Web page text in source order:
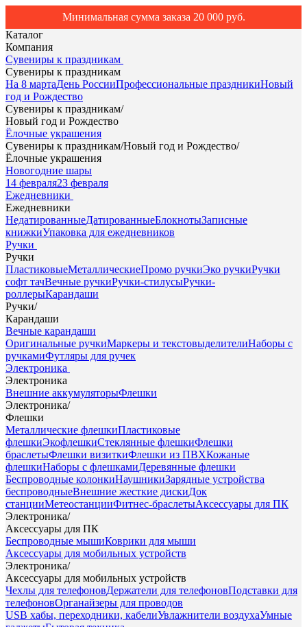
Минимальная сумма заказа 20 000 руб.
Каталог
Компания
Сувениры к праздникам
Сувениры к праздникам
На 8 мартаДень РоссииПрофессиональные праздникиНовый
год и Рождество
Сувениры к праздникам/
Новый год и Рождество
Ёлочные украшения
Сувениры к праздникам/Новый год и Рождество/
Ёлочные украшения
Новогодние шары
14 февраля23 февраля
Ежедневники
Ежедневники
НедатированныеДатированныеБлокнотыЗаписные
книжкиУпаковка для ежедневников
Ручки
Ручки
ПластиковыеМеталлическиеПромо ручкиЭко ручкиРучки
софт тачВечные ручкиРучки-стилусыРучки-
роллерыКарандаши
Ручки/
Карандаши
Вечные карандаши
Оригинальные ручкиМаркеры и текстовыделителиНаборы с
ручкамиФутляры для ручек
Электроника
Электроника
Внешние аккумуляторыФлешки
Электроника/
Флешки
Металлические флешкиПластиковые
флешкиЭкофлешкиСтеклянные флешкиФлешки
браслетыФлешки визиткиФлешки из ПВХКожаные
флешкиНаборы с флешкамиДеревянные флешки
Беспроводные колонкиНаушникиЗарядные устройства
беспроводныеВнешние жесткие дискиДок
станцииМетеостанцииФитнес-браслетыАксессуары для ПК
Электроника/
Аксессуары для ПК
Беспроводные мышиКоврики для мыши
Аксессуары для мобильных устройств
Электроника/
Аксессуары для мобильных устройств
Чехлы для телефоновДержатели для телефоновПодставки для
телефоновОрганайзеры для проводов
USB хабы, переходники, кабелиУвлажнители воздухаУмные